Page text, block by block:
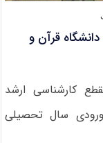
قرآن و
کارشناسی ارشد
سال تحصیلی